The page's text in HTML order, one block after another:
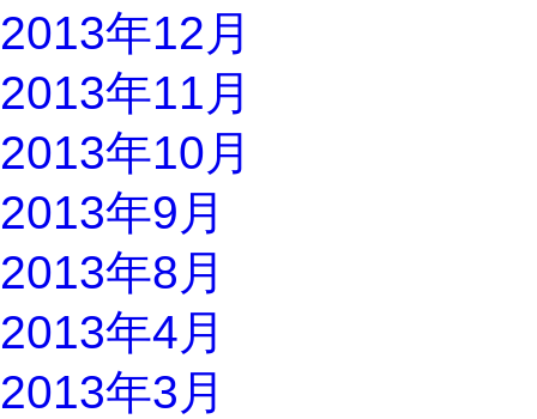
2013年12月
2013年11月
2013年10月
2013年9月
2013年8月
2013年4月
2013年3月